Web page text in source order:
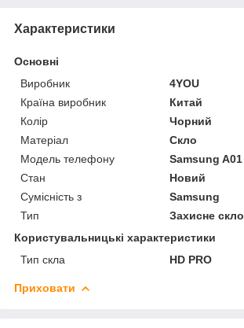
Характеристики
Основні
Виробник
4YOU
Країна виробник
Китай
Колір
Чорний
Матеріал
Скло
Модель телефону
Samsung A01
Стан
Новий
Сумісність з
Samsung
Тип
Захисне скло
Користувальницькі характеристики
Тип скла
HD PRO
Приховати